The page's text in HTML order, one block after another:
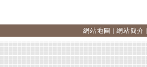
網站地圖 | 網站簡介